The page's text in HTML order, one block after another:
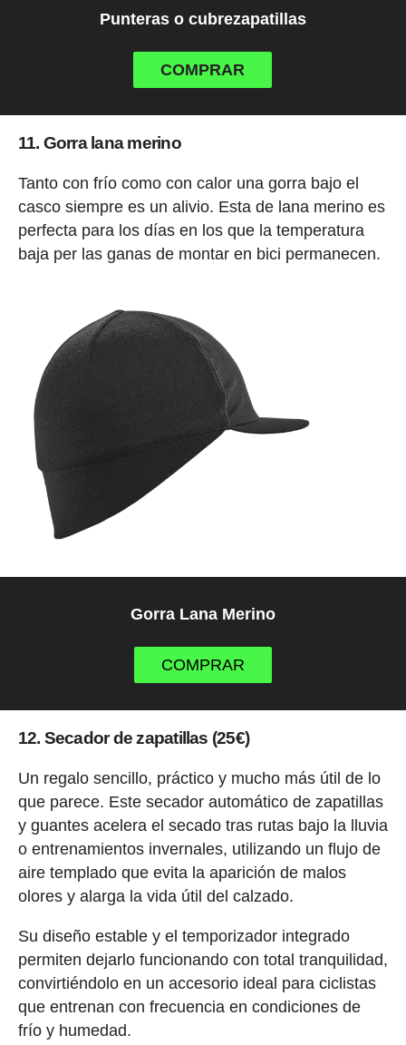
Punteras o cubrezapatillas
COMPRAR
11. Gorra lana merino
Tanto con frío como con calor una gorra bajo el
casco siempre es un alivio. Esta de lana merino es
perfecta para los días en los que la temperatura
baja per las ganas de montar en bici permanecen.
Gorra Lana Merino
COMPRAR
12. Secador de zapatillas (25€)
Un regalo sencillo, práctico y mucho más útil de lo
que parece. Este secador automático de zapatillas
y guantes acelera el secado tras rutas bajo la lluvia
o entrenamientos invernales, utilizando un flujo de
aire templado que evita la aparición de malos
olores y alarga la vida útil del calzado.
Su diseño estable y el temporizador integrado
permiten dejarlo funcionando con total tranquilidad,
convirtiéndolo en un accesorio ideal para ciclistas
que entrenan con frecuencia en condiciones de
frío y humedad.